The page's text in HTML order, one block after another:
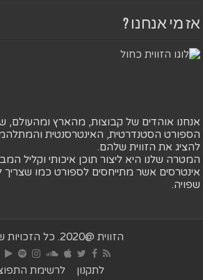
אז מי אנחנו ?
אנחנו אוהדים של קבוצות, מהארץ
הספורט הסטנדרטית, האינטרסנטית
להציג את הזווית שלהם.
המטרה שלנו היא ליצור תוכן איכותי וקליל
אינטרסים אשר מתייחסים לספורט כמו שצריך
שפויה.
הזווית @2020. כל הזכויות שמורות
לתקנון לרשימת